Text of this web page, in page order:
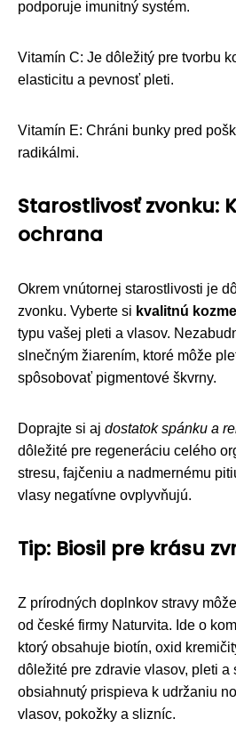
podporuje imunitný systém.
Vitamín C: Je dôležitý pre tvorbu
elasticitu a pevnosť pleti.
Vitamín E: Chráni bunky pred
radikálmi.
Starostlivosť zvonku:
ochrana
Okrem vnútornej starostlivosti je
zvonku. Vyberte si kvalitnú
typu vašej pleti a vlasov.
slnečným žiarením, ktoré môže
spôsobovať pigmentové škvrny.
Doprajte si aj dostatok spánku a
dôležité pre regeneráciu celého
stresu, fajčeniu a nadmernému
vlasy negatívne ovplyvňujú.
Tip: Biosil pre krásu
Z prírodných doplnkov stravy
od české firmy Naturvita. Ide o
ktorý obsahuje biotín, oxid
dôležité pre zdravie vlasov, pleti a
obsiahnutý prispieva k udržaniu
vlasov, pokožky a slizníc.